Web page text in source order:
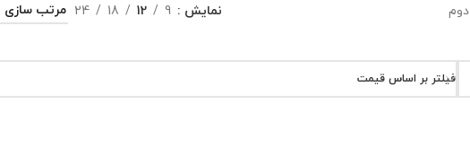
نمایش 9
12
18
24
فیلتر بر اساس قیمت